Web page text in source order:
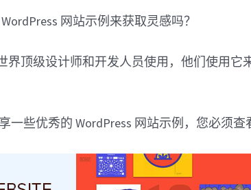
网站示例来获取灵感吗？
界顶级设计师和开发人员使用，他们使用它
一些优秀的 WordPress 网站示例，您必须查